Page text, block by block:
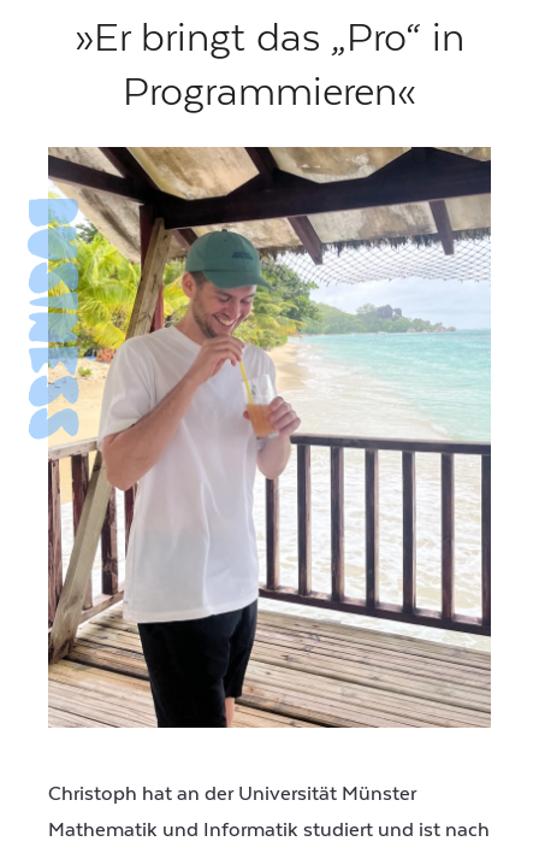
»Er bringt das „Pro“ in
Programmieren«
Business
Christoph hat an der Universität Münster
Mathematik und Informatik studiert und ist nach